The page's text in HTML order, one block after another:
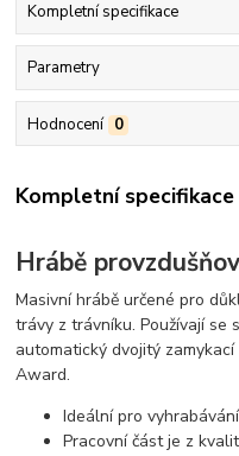
Kompletní specifikace
Parametry
Hodnocení 0
Kompletní specifikace
Hrábě
Masivní hrábě určené pro
trávy z trávníku. Používají se
automatický dvojitý
Award.
Ideální pro
Pracovní část je z